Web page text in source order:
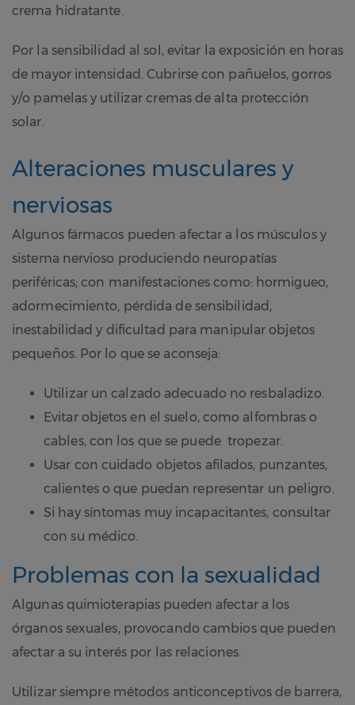
crema hidratante.
Por la sensibilidad al sol, evitar la exposición en horas
de mayor intensidad. Cubrirse con pañuelos, gorros
y/o pamelas y utilizar cremas de alta protección
solar.
Alteraciones musculares y
nerviosas
Algunos fármacos pueden afectar a los músculos y
sistema nervioso produciendo neuropatías
periféricas; con manifestaciones como: hormigueo,
adormecimiento, pérdida de sensibilidad,
inestabilidad y dificultad para manipular objetos
pequeños. Por lo que se aconseja:
Utilizar un calzado adecuado no resbaladizo.
Evitar objetos en el suelo, como alfombras o
cables, con los que se puede tropezar.
Usar con cuidado objetos afilados, punzantes,
calientes o que puedan representar un peligro.
Si hay síntomas muy incapacitantes, consultar
con su médico.
Problemas con la sexualidad
Algunas quimioterapias pueden afectar a los
órganos sexuales, provocando cambios que pueden
afectar a su interés por las relaciones.
Utilizar siempre métodos anticonceptivos de barrera,